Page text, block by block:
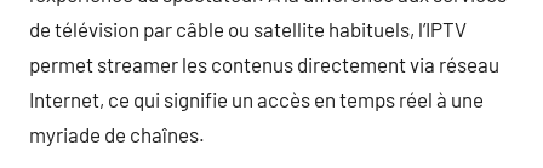
de télévision par câble ou satellite habituels, l’IPTV
permet streamer les contenus directement via réseau
Internet, ce qui signifie un accès en temps réel à une
myriade de chaînes.